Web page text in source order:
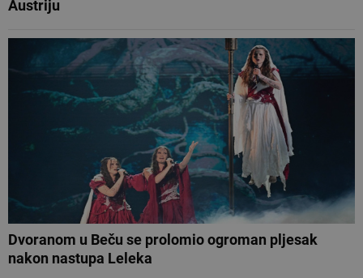
Austriju
Dvoranom u Beču se prolomio ogroman pljesak
nakon nastupa Leleka